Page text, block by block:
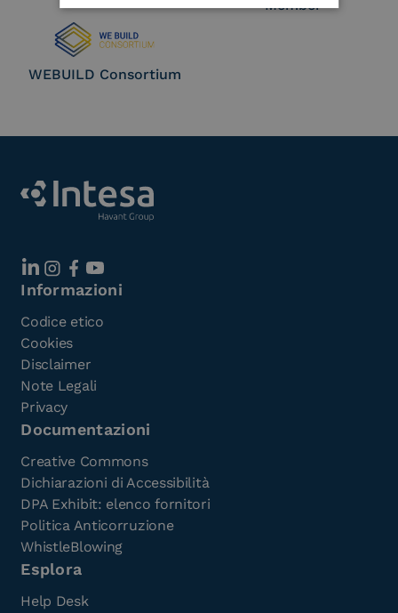
Member
WEBUILD Consortium
Informazioni
Codice etico
Cookies
Disclaimer
Note Legali
Privacy
Documentazioni
Creative Commons
Dichiarazioni di Accessibilità
DPA Exhibit: elenco fornitori
Politica Anticorruzione
WhistleBlowing
Esplora
Help Desk